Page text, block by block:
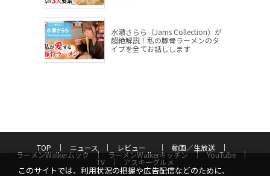
水瀬さらら（Jams Collection）が
超絶解説！私の豚骨ラーメンのタ
イプを全てお話しします
TOP ニュース レビュー 動画／生放送
ラーメンWalkerムック ラーメンWalkerキッチン YouTube
TV アスキーグルメ
このサイトでは、利用状況の把握や広告配信などのために、